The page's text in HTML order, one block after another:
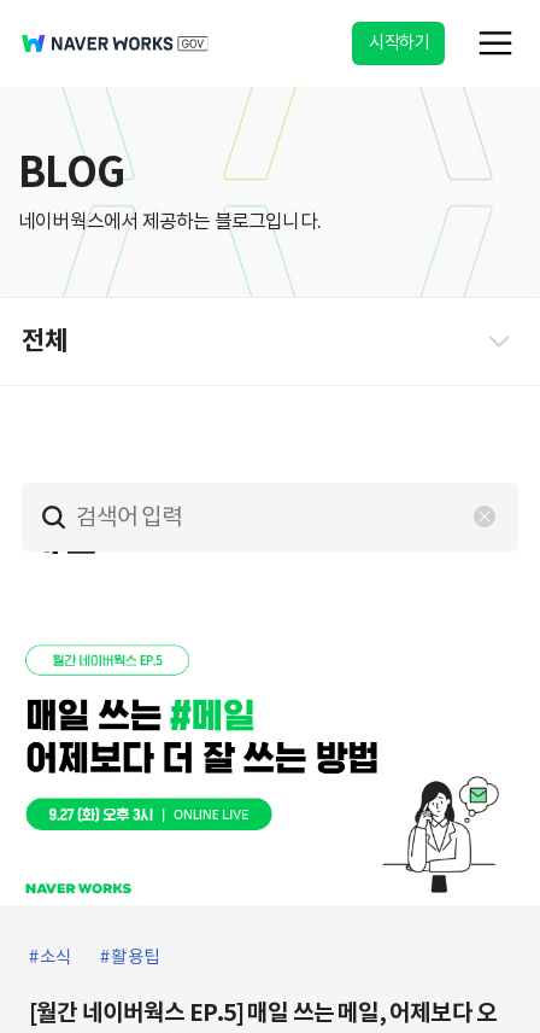
시작하기
BLOG
네이버웍스에서 제공하는 블로그입니다.
전체
메일
소식 활용팁
[월간 네이버웍스 EP.5] 매일 쓰는 메일, 어제보다 오